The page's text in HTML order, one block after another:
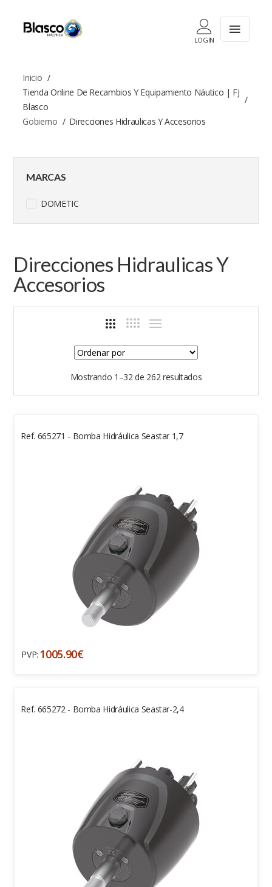
LOGIN
Inicio
Tienda Online De Recambios Y Equipamiento Náutico | FJ
Blasco
Gobierno
Direcciones Hidraulicas Y Accesorios
Direcciones Hidraulicas Y
Accesorios
Mostrando 1–32 de 262 resultados
Ref. 665271 - Bomba Hidráulica Seastar 1,7
PVP: 1005.90€
Ref. 665272 - Bomba Hidráulica Seastar-2,4
MARCAS
DOMETIC